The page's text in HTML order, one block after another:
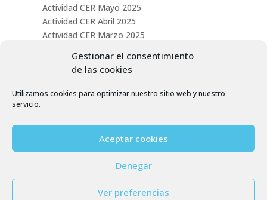
Gestionar el consentimiento
de las cookies
Utilizamos cookies para optimizar nuestro sitio web y nuestro
servicio.
Aceptar cookies
Denegar
Ver preferencias
Actividad CER Mayo 2025
Actividad CER Abril 2025
Actividad CER Marzo 2025
– Associació Pels Gats CES